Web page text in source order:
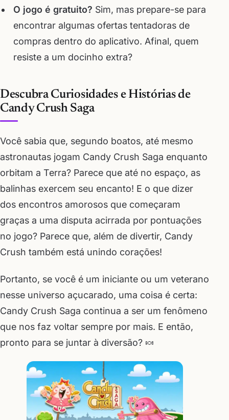
O jogo é gratuito? Sim, mas prepare-se para
encontrar algumas ofertas tentadoras de
compras dentro do aplicativo. Afinal, quem
resiste a um docinho extra?
Descubra Curiosidades e Histórias de
Candy Crush Saga
Você sabia que, segundo boatos, até mesmo
astronautas jogam Candy Crush Saga enquanto
orbitam a Terra? Parece que até no espaço, as
balinhas exercem seu encanto! E o que dizer
dos encontros amorosos que começaram
graças a uma disputa acirrada por pontuações
no jogo? Parece que, além de divertir, Candy
Crush também está unindo corações!
Portanto, se você é um iniciante ou um veterano
nesse universo açucarado, uma coisa é certa:
Candy Crush Saga continua a ser um fenômeno
que nos faz voltar sempre por mais. E então,
pronto para se juntar à diversão? 🍬